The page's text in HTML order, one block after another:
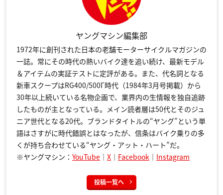
ヤングマシン編集部
1972年に創刊された日本の老舗モーターサイクルマガジンの
一誌。常にその時代の熱いバイク達を追い続け、最新モデル
＆アイテムの実証テストに定評がある。また、代名詞となる
新車スクープはRG400/500Γ時代（1984年3月号掲載）から
30年以上続いている名物企画で、業界内の生情報を独自追跡
したものが主となっている。メイン読者層は50代とそのジュ
ニア世代となる20代。ブランドタイトルの“ヤング”という単
語はさすがに時代錯誤とはなったが、信条はバイク乗りの多
くが持ち合わせている“ヤング・アット・ハート”だ。
※ヤングマシン： YouTube ｜ X ｜ Facebook ｜ Instagram
投稿一覧へ